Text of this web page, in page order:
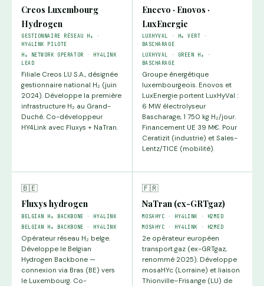
Creos Luxembourg
Hydrogen
GESTIONNAIRE RÉSEAU H₂ ·
HY4LINK PILOTE
H₂ NETWORK OPERATOR · HY4LINK
LEAD
Filiale Creos LU S.A., désignée
gestionnaire national H₂ (juin
2024). Développe la première
infrastructure H₂ au Grand-
Duché. Co-développeur
HY4Link avec Fluxys + NaTran.
Encevo · Enovos ·
LuxEnergie
LUXHYVAL · H₂ VERT ·
BASCHARAGE
LUXHYVAL · GREEN H₂ ·
BASCHARAGE
Groupe énergétique
luxembourgeois. Enovos et
LuxEnergie portent LuxHyVal :
6 MW électrolyseur
Bascharage, 1 750 kg H₂/jour.
Financement UE 39 M€. Pour
Ceratizit (industrie) et Sales-
Lentz/TICE (mobilité).
🇧🇪
Fluxys hydrogen
BELGIAN H₂ BACKBONE · HY4LINK
BELGIAN H₂ BACKBONE · HY4LINK
Opérateur réseau H₂ belge.
Développe le Belgian
Hydrogen Backbone —
connexion via Bras (BE) vers
le Luxembourg. Co-
🇫🇷
NaTran (ex-GRTgaz)
MOSAHYC · HY4LINK · H2MED
MOSAHYC · HY4LINK · H2MED
2e opérateur européen
transport gaz (ex-GRTgaz,
renommé 2025). Développe
mosaHYc (Lorraine) et liaison
Thionville–Frisange (LU) de